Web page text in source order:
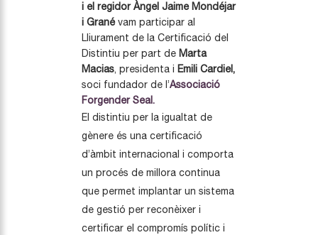
i el regidor Àngel Jaime Mondéjar
i Granévam participar al
Lliurament de la Certificació del
Distintiu per part de Marta
Macias, presidenta i Emili Cardiel,
soci fundador de l’Associació
Forgender Seal.
El distintiu per la igualtat de
gènere és una certificació
d’àmbit internacional i comporta
un procés de millora continua
que permet implantar un sistema
de gestió per reconèixer i
certificar el compromís polític i